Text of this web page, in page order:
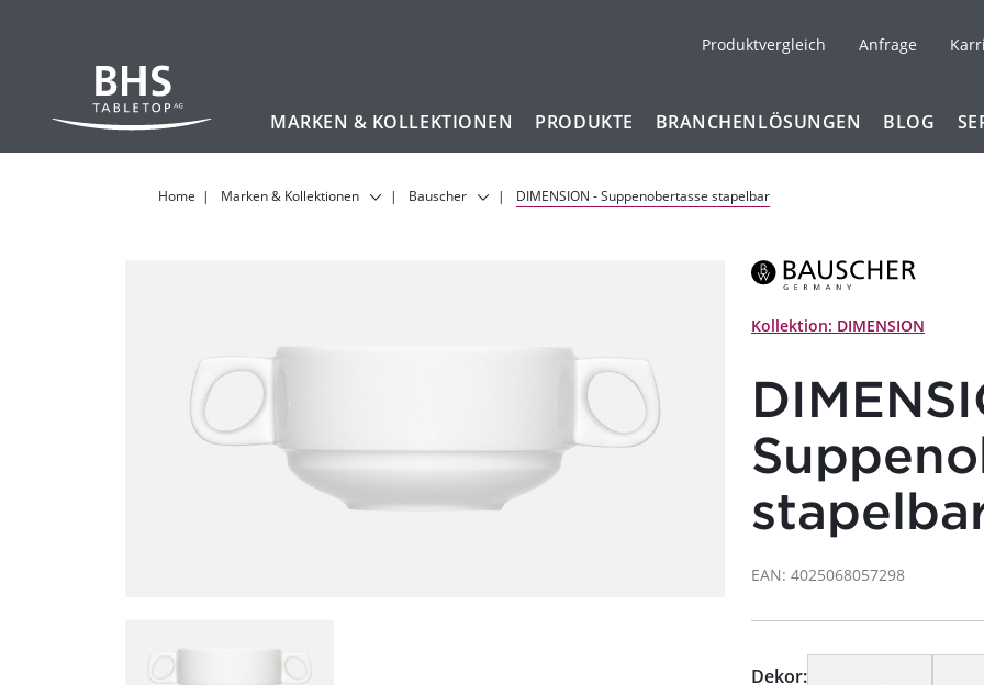
Produktvergleich Anfrage
MARKEN & KOLLEKTIONEN PRODUKTE BRANCHENLÖSUNGEN BLOG
Home Marken & Kollektionen Bauscher DIMENSION - Suppenobertasse stapelbar
Kollektion: DIMENSION
EAN: 4025068057298
Dekor: